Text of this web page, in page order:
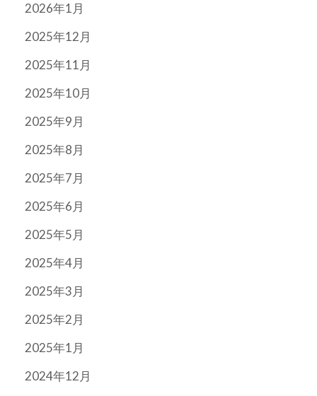
2026年1月
2025年12月
2025年11月
2025年10月
2025年9月
2025年8月
2025年7月
2025年6月
2025年5月
2025年4月
2025年3月
2025年2月
2025年1月
2024年12月